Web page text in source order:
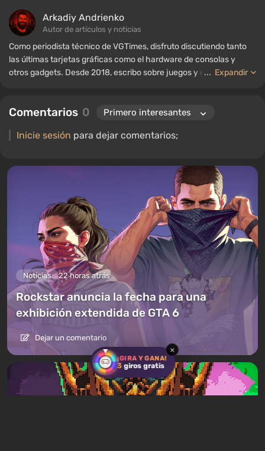
¡GIRA Y GANA!
3 giros gratis
×
Arkadiy Andrienko
Autor de artículos y noticias
Como periodista técnico de VGTimes, disfruto discutiendo tanto
las últimas tarjetas gráficas como el hardware de consolas y
otros gadgets. Desde 2018, escribo sobre juegos y equipos; mi
audio, y mi amor por la electrónica me ha llevado a estudiar el
nuevo e interesante en el ámbito del hardware para juegos.
... Expandir
Comentarios 0
Inicie sesión para dejar comentarios;
Noticias 22 horas atrás
Rockstar anuncia la fecha para una
exhibición extendida de GTA 6
Dejar un comentario